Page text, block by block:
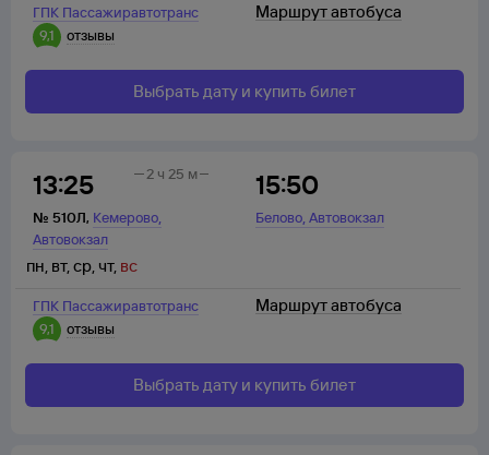
ГПК Пассажиравтотранс
9,1
отзывы
Маршрут автобуса
Выбрать дату и купить билет
13:25
№ 510Л, Кемерово,
Автовокзал
15:50
Белово,Автовокзал
2 ч 25 м
ГПК Пассажиравтотранс
9,1
отзывы
пн, вт,ср, чт, вс
Маршрут автобуса
Выбрать дату и купить билет